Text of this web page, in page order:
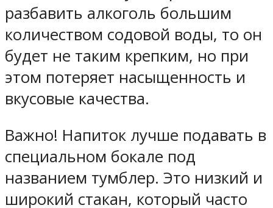
разбавить алкоголь большим
количеством содовой воды, то он
будет не таким крепким, но при
этом потеряет насыщенность и
вкусовые качества.
Важно! Напиток лучше подавать в
специальном бокале под
названием тумблер. Это низкий и
широкий стакан, который часто